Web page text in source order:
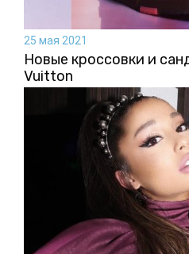
25 мая 2021
Новые кроссовки и
Vuitton